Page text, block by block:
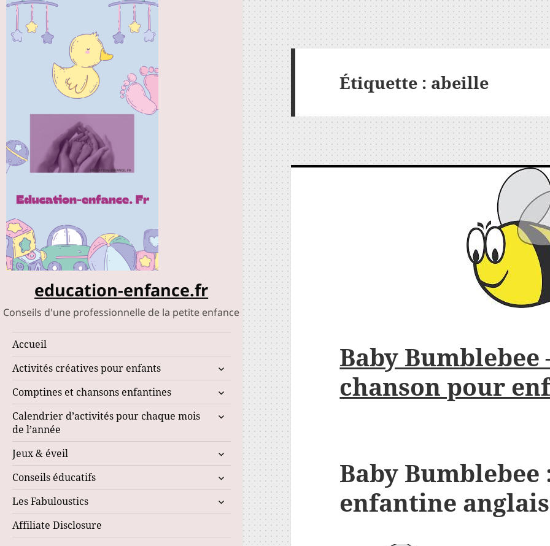
education-enfance.fr
Conseils d'une professionnelle de la petite enfance
Accueil
Activités créatives pour enfants
ouvrir
le
sous-
menu
Comptines et chansons enfantines
ouvrir
le
sous-
Calendrier d’activités pour chaque mois
de l’année
ouvrir
sous-
menu
Jeux & éveil
ouvrir
le
sous-
menu
Conseils éducatifs
ouvrir
le
sous-
menu
Les Fabuloustics
ouvrir
le
menu
Affiliate Disclosure
Étiquette : abeille
Baby Bumblebee
chanson pour
Baby Bumblebee
enfantine